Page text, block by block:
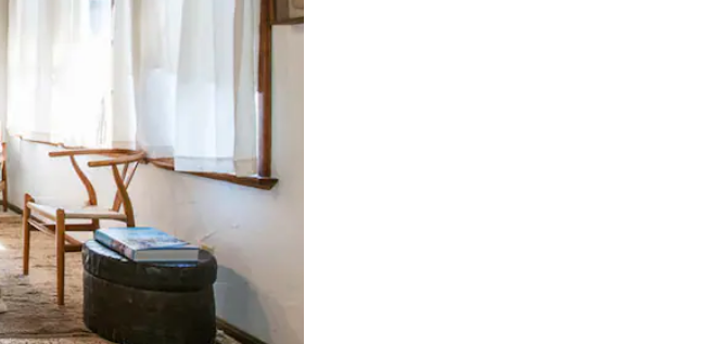
baixo do teclado ou tocando e deslizando o dedo na tela.